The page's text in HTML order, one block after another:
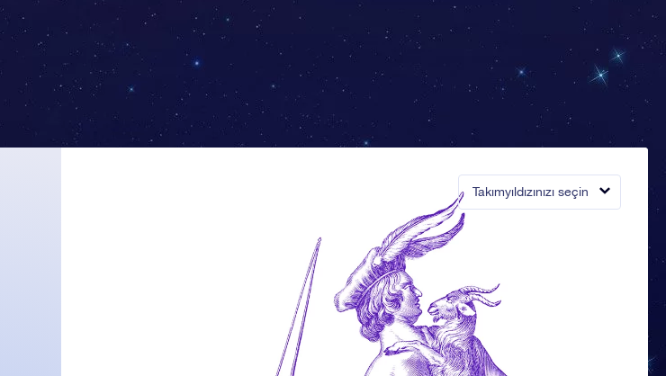
Takımyıldızınızı seçin